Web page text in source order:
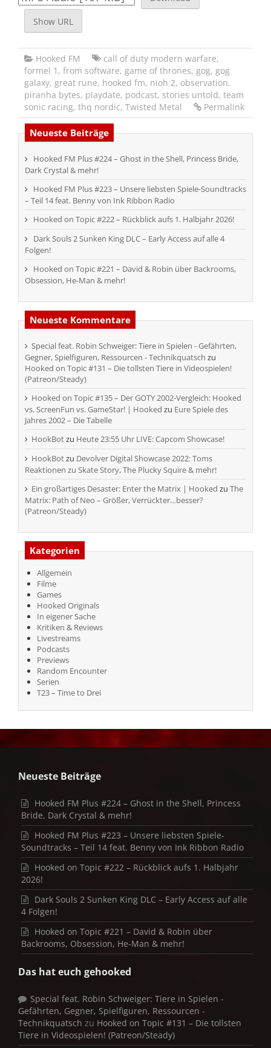
Show URL
Hooked FM call of duty modern warfare,
formel 1 , from software, game of thrones, gog, gog
galaxy, great rune, hooked fm, nioh 2, observation,
piranha bytes, playdate, podcast, stories untold, team
sonic racing, thq nordic, Twisted Metal Permalink
Neueste Beiträge
Hooked FM Plus #224 – Ghost in the Shell, Princess Bride,
Dark Crystal & mehr!
Hooked FM Plus #223 – Unsere liebsten Spiele-Soundtracks
– Teil 14 feat. Benny von Ink Ribbon Radio
Hooked on Topic #222 – Rückblick aufs 1. Halbjahr 2026!
Dark Souls 2 Sunken King DLC – Early Access auf alle 4
Folgen!
Hooked on Topic #221 – David & Robin über Backrooms,
Obsession, He-Man & mehr!
Neueste Kommentare
Special feat. Robin Schweiger: Tiere in Spielen - Gefährten,
Gegner, Spielfiguren, Ressourcen - Technikquatsch zu
Hooked on Topic #131 – Die tollsten Tiere in Videospielen!
(Patreon/Steady)
Hooked on Topic #135 – Der GOTY 2002-Vergleich: Hooked
vs. ScreenFun vs. GameStar! | Hooked zu Eure Spiele des
Jahres 2002 – Die Tabelle
HookBotzu Heute 23:55 Uhr LIVE: Capcom Showcase!
HookBotzu Devolver Digital Showcase 2022: Toms
Reaktionen zu Skate Story, The Plucky Squire & mehr!
Ein großartiges Desaster: Enter the Matrix | Hooked zu The
Matrix: Path of Neo – Größer, Verrückter…besser?
(Patreon/Steady)
Kategorien
Allgemein
Filme
Games
Hooked Originals
In eigener Sache
Kritiken & Reviews
Livestreams
Podcasts
Previews
Random Encounter
Serien
T23 – Time to Drei
Neueste Beiträge
Hooked FM Plus #224 – Ghost in the Shell, Princess
Bride, Dark Crystal & mehr!
Hooked FM Plus #223 – Unsere liebsten Spiele-
Soundtracks – Teil 14 feat. Benny von Ink Ribbon Radio
Hooked on Topic #222 – Rückblick aufs 1. Halbjahr
2026!
Dark Souls 2 Sunken King DLC – Early Access auf alle
4 Folgen!
Hooked on Topic #221 – David & Robin über
Backrooms, Obsession, He-Man & mehr!
Das hat euch gehooked
Special feat. Robin Schweiger: Tiere in Spielen -
Gefährten, Gegner, Spielfiguren, Ressourcen -
Technikquatsch zu Hooked on Topic #131 – Die tollsten
Tiere in Videospielen! (Patreon/Steady)